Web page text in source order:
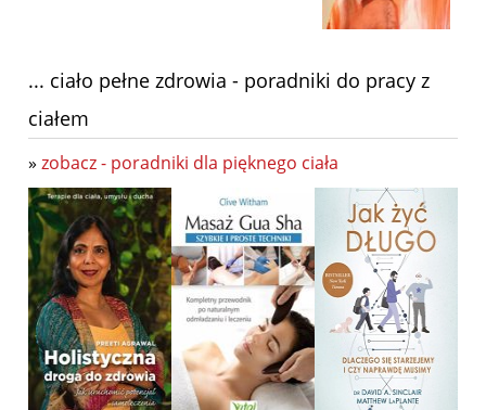
... ciało pełne zdrowia - poradniki do pracy z
ciałem
» zobacz - poradniki dla pięknego ciała